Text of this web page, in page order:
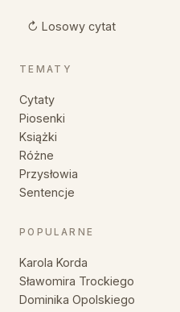
↻ Losowy cytat
TEMATY
Cytaty
Piosenki
Książki
Różne
Przysłowia
Sentencje
POPULARNE
Karola Korda
Sławomira Trockiego
Dominika Opolskiego